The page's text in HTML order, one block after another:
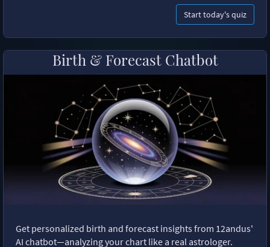
Start today's quiz
Birth & Forecast Chatbot
Get personalized birth and forecast insights from 12andus'
AI chatbot—analyzing your chart like a real astrologer.